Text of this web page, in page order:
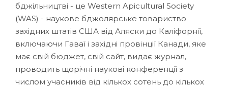
бджільництві - це Western Apicultural Society
(WAS) - наукове бджолярське товариство
західних штатів США від Аляски до Каліфорнії,
включаючи Гаваї і західні провінції Канади, яке
має свій бюджет, свій сайт, видає журнал,
проводить щорічні наукові конференції з
числом учасників від кількох сотень до кількох